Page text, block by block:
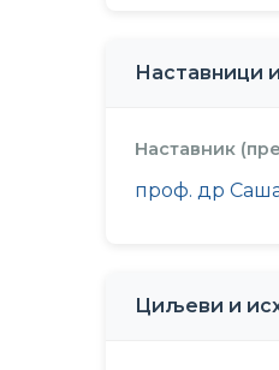
Наставници
Наставник
проф. др
Циљеви и